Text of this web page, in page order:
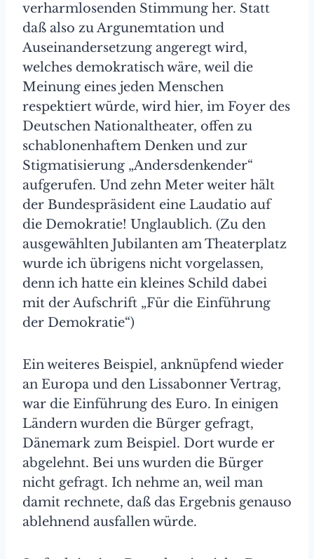
verharmlosenden Stimmung her. Statt
daß also zu Argunemtation und
Auseinandersetzung angeregt wird,
welches demokratisch wäre, weil die
Meinung eines jeden Menschen
respektiert würde, wird hier, im Foyer des
Deutschen Nationaltheater, offen zu
schablonenhaftem Denken und zur
Stigmatisierung „Andersdenkender“
aufgerufen. Und zehn Meter weiter hält
der Bundespräsident eine Laudatio auf
die Demokratie! Unglaublich. (Zu den
ausgewählten Jubilanten am Theaterplatz
wurde ich übrigens nicht vorgelassen,
denn ich hatte ein kleines Schild dabei
mit der Aufschrift „Für die Einführung
der Demokratie“)
Ein weiteres Beispiel, anknüpfend wieder
an Europa und den Lissabonner Vertrag,
war die Einführung des Euro. In einigen
Ländern wurden die Bürger gefragt,
Dänemark zum Beispiel. Dort wurde er
abgelehnt. Bei uns wurden die Bürger
nicht gefragt. Ich nehme an, weil man
damit rechnete, daß das Ergebnis genauso
ablehnend ausfallen würde.